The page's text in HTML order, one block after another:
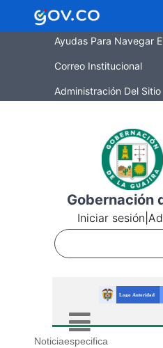
Ayudas Para Navegar
Correo Institucional
Administración Del Sitio
Gobernación
Iniciar sesión
Noticiaespecifica